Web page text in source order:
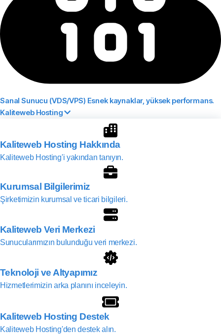
Sanal Sunucu (VDS/VPS) Esnek kaynaklar, yüksek performans.
Kaliteweb Hosting
Kaliteweb Hosting Hakkında
Kaliteweb Hosting'i yakından tanıyın.
Kurumsal Bilgilerimiz
Şirketimizin kurumsal ve ticari bilgileri.
Kaliteweb Veri Merkezi
Sunucularımızın bulunduğu veri merkezi.
Teknoloji ve Altyapımız
Hizmetlerimizin arka planını inceleyin.
Kaliteweb Hosting Destek
Kaliteweb Hosting'den destek alın.